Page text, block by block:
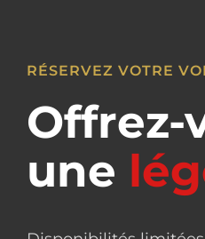
RÉSERVEZ VOTRE
Offrez-
une